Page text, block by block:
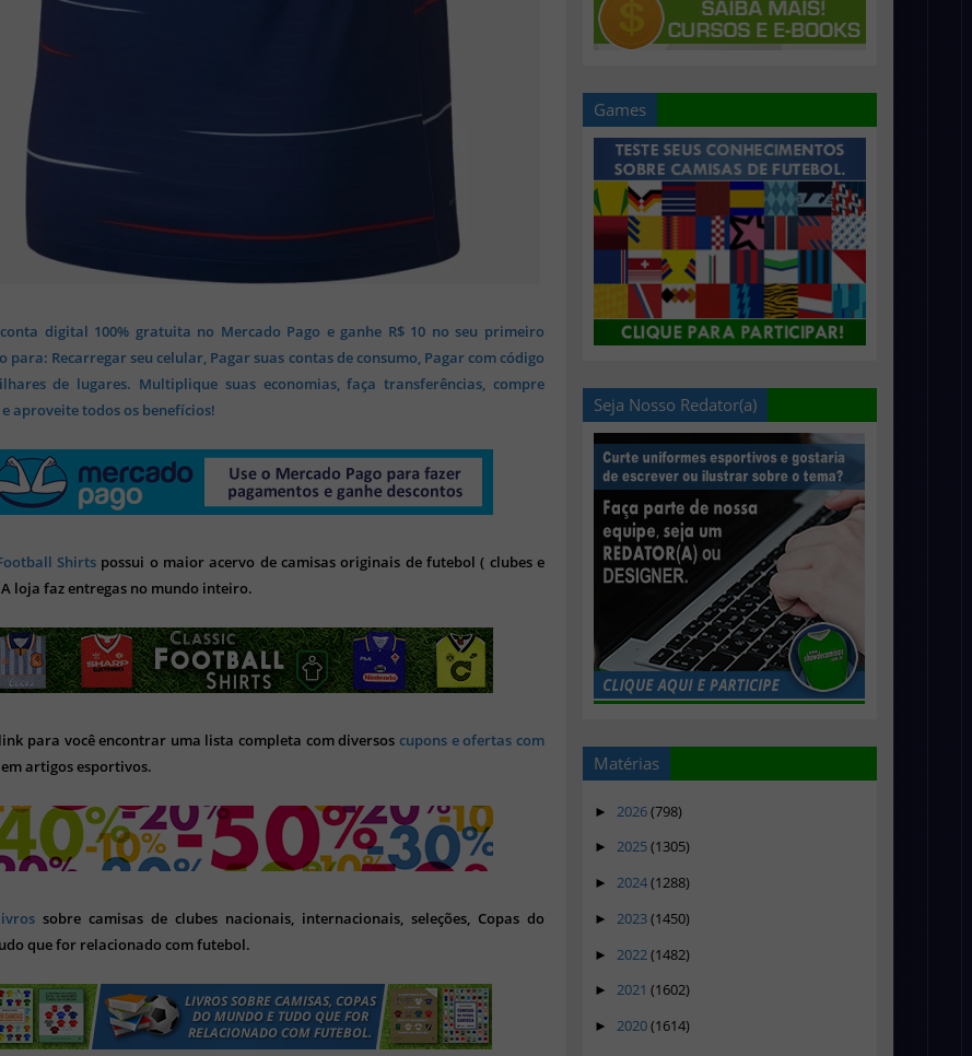
digital 100% gratuita no Mercado Pago e ganhe R$ 10 no seu primeiro
para: Recarregar seu celular, Pagar suas contas de consumo, Pagar com código
de lugares. Multiplique suas economias, faça transferências, compre
aproveite todos os benefícios!
Shirts possui o maior acervo de camisas originais de futebol ( clubes e
A loja faz entregas no mundo inteiro.
para você encontrar uma lista completa com diversoscupons e ofertas com
em artigos esportivos.
sobre camisas de clubes nacionais, internacionais, seleções, Copas do
que for relacionado com futebol.
Games
Seja Nosso Redator(a)
Matérias
► 2026(798)
► 2025(1305)
► 2024(1288)
► 2023(1450)
► 2022(1482)
► 2021 (1602)
► 2020(1614)